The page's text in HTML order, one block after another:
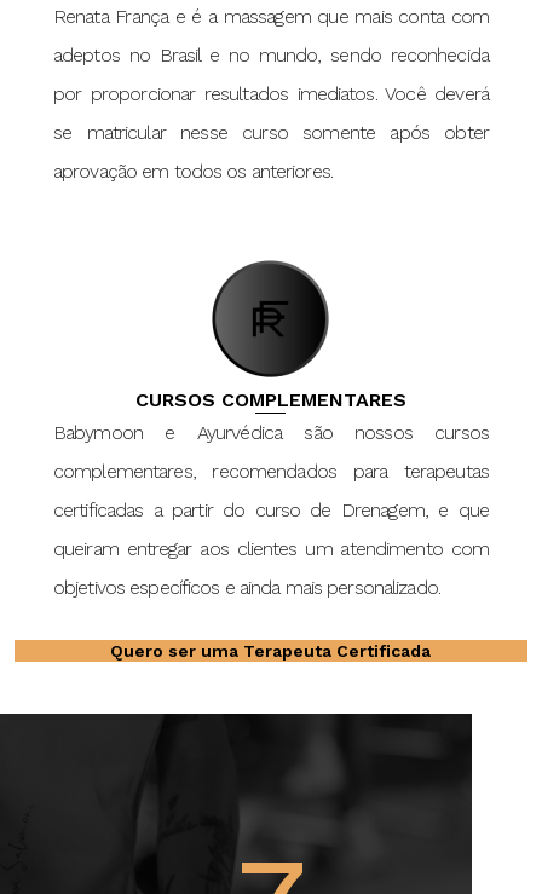
Renata França e é a massagem que mais conta com
adeptos no Brasil e no mundo, sendo reconhecida
por proporcionar resultados imediatos. Você deverá
se matricular nesse curso somente após obter
aprovação em todos os anteriores.
CURSOS COMPLEMENTARES
Babymoon e Ayurvédica são nossos cursos
complementares, recomendados para terapeutas
certificadas a partir do curso de Drenagem, e que
queiram entregar aos clientes um atendimento com
objetivos específicos e ainda mais personalizado.
Quero ser uma Terapeuta Certificada